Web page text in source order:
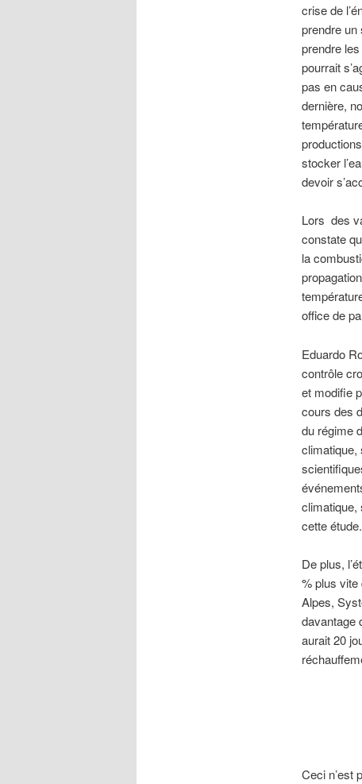
crise de
prendre un
prendre
pourrait
pas en
dernière,
stocker
devoir
Lors des
constate
la
office de
Eduardo
contrôle
et modifie
cours des
du régime
climatique,
climatique,
cette étude.
De plus,
% plus
Alpes,
davantage
aurait 20
Ceci n’est